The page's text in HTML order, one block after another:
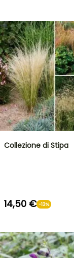
Collezione di Stipa
14,50 € -13%